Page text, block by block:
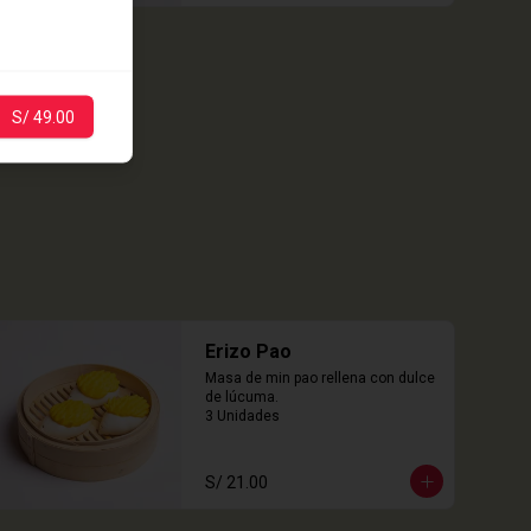
Erizo Pao
Masa de min pao rellena con dulce
de lúcuma.
3 Unidades
S/ 21.00
S/ 49.00